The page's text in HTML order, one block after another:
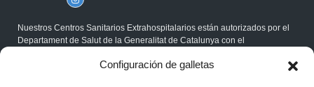
Configuración de galletas
Nuestros Centros Sanitarios Extrahospitalarios están autorizados por el
Departament de Salut de la Generalitat de Catalunya con el